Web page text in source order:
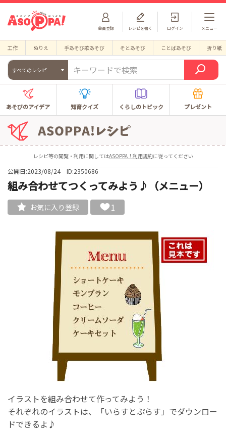
会員登録 ログイン
レシピを書く メニュー
工作 ぬりえ 手あそび歌あそび そとあそび ことばあそび 折り紙
すべてのレシピ
あそびのアイデア 知育クイズ くらしのトピック プレゼント
レシピ等の閲覧・利用に関してはASOPPA！利用規約に従ってください
公開日:2023/08/24 ID:2350686
組み合わせてつくってみよう♪（メニュー）
お気に入り登録 1
イラストを組み合わせて作ってみよう！
それぞれのイラストは、「いらすとぷらす」でダウンロー
ドできるよ♪